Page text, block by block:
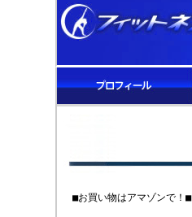
■お買い物はアマゾンで！■